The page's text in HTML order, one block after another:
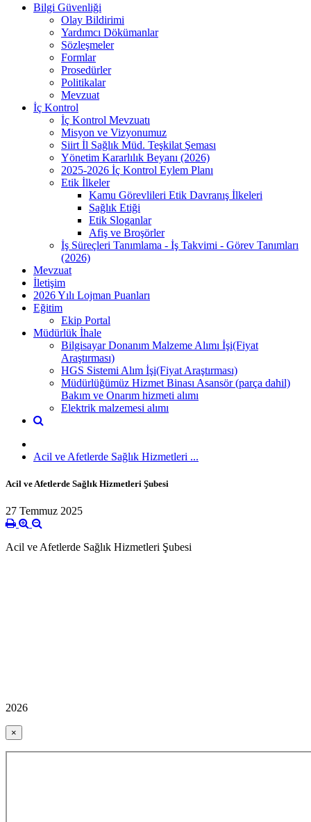
Bilgi Güvenliği
Olay Bildirimi
Yardımcı Dökümanlar
Sözleşmeler
Formlar
Prosedürler
Politikalar
Mevzuat
İç Kontrol
İç Kontrol Mevzuatı
Misyon ve Vizyonumuz
Siirt İl Sağlık Müd. Teşkilat Şeması
Yönetim Kararlılık Beyanı (2026)
2025-2026 İç Kontrol Eylem Planı
Etik İlkeler
Kamu Görevlileri Etik Davranış İlkeleri
Sağlık Etiği
Etik Sloganlar
Afiş ve Broşörler
İş Süreçleri Tanımlama - İş Takvimi - Görev Tanımları
(2026)
Mevzuat
İletişim
2026 Yılı Lojman Puanları
Eğitim
Ekip Portal
Müdürlük İhale
Bilgisayar Donanım Malzeme Alımı İşi(Fiyat
Araştırması)
HGS Sistemi Alım İşi(Fiyat Araştırması)
Müdürlüğümüz Hizmet Binası Asansör (parça dahil)
Bakım ve Onarım hizmeti alımı
Elektrik malzemesi alımı
Acil ve Afetlerde Sağlık Hizmetleri ...
Acil ve Afetlerde Sağlık Hizmetleri Şubesi
27 Temmuz 2025
Acil ve Afetlerde Sağlık Hizmetleri Şubesi
2026
×